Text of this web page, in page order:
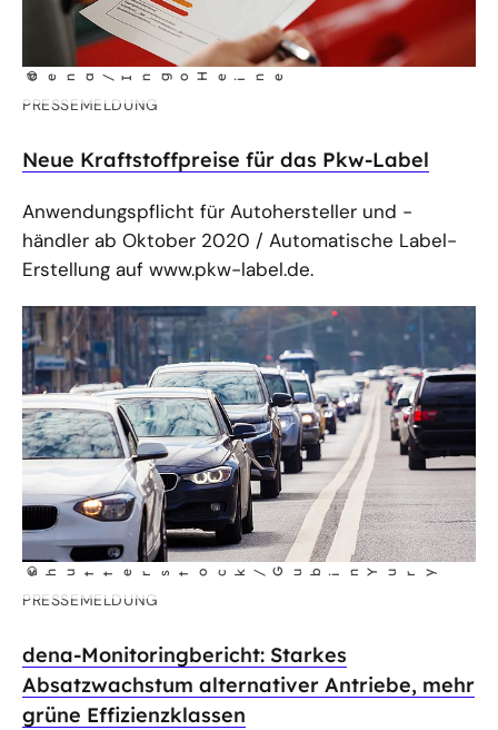
©
dena/Ingo He i ne
PRESSEMELDUNG
Neue Kraftstoffpreise für das Pkw-Label
Anwendungspflicht für Autohersteller und -
händler ab Oktober 2020 / Automatische Label-
Erstellung auf www.pkw-label.de.
©
shutterstock/Gub i n Yury
PRESSEMELDUNG
dena-Monitoringbericht: Starkes
Absatzwachstum alternativer Antriebe, mehr
grüne Effizienzklassen